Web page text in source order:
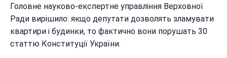
Головне науково-експертне управління Верховної
Ради вирішило: якщо депутати дозволять зламувати
квартири і будинки, то фактично вони порушать 30
статтю Конституції України.